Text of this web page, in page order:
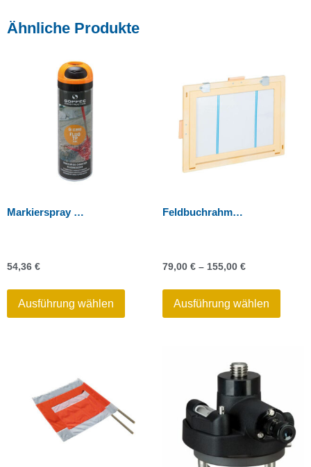
Ähnliche Produkte
Markierspray Soppec
54,36 €
Ausführung wählen
Feldbuchrahmen Kunststoff
79,00 € – 155,00 €
Ausführung wählen